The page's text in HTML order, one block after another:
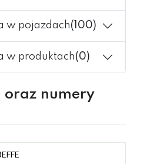
w pojazdach(100)
w produktach(0)
oraz numery